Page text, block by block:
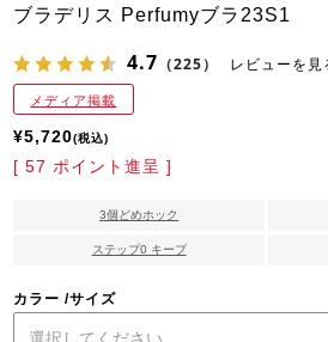
ブラデリス Perfumyブラ23S1
4.7 （225） レビューを見
メディア掲載
¥5,720 税込
[ 57 ポイント進呈 ]
3個どめホック
ステップ0 キープ
カラー サイズ